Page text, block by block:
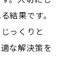
結果です。
っくりと
な解決策を